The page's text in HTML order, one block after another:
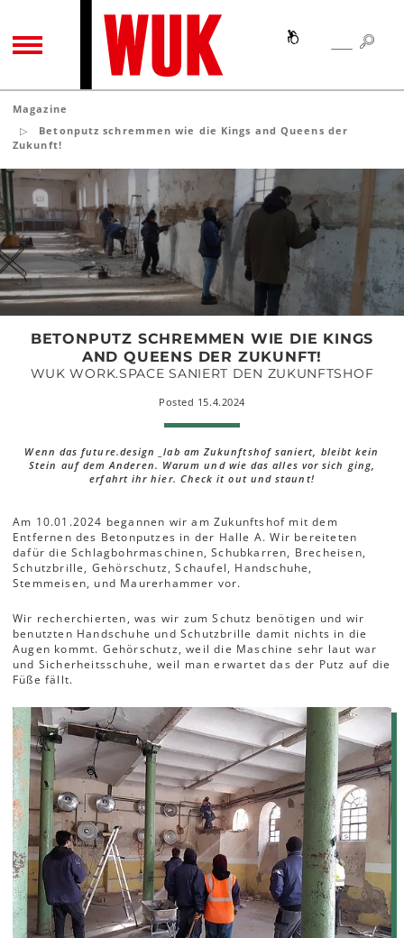
TOGGLE NAVIGATION SEARCH
Magazine
Betonputz schremmen wie die Kings and Queens der
Zukunft!
Betonputz
schremmen
wie
die
Kings
and
Queens
der
Zukunft!
BETONPUTZ SCHREMMEN WIE DIE KINGS
AND QUEENS DER ZUKUNFT!
WUK WORK.SPACE SANIERT DEN ZUKUNFTSHOF
Posted 15.4.2024
Wenn das future.design _lab am Zukunftshof saniert, bleibt kein
Stein auf dem Anderen. Warum und wie das alles vor sich ging,
erfahrt ihr hier. Check it out und staunt!
Am 10.01.2024 begannen wir am Zukunftshof mit dem
Entfernen des Betonputzes in der Halle A. Wir bereiteten
dafür die Schlagbohrmaschinen, Schubkarren, Brecheisen,
Schutzbrille, Gehörschutz, Schaufel, Handschuhe,
Stemmeisen, und Maurerhammer vor.
Wir recherchierten, was wir zum Schutz benötigen und wir
benutzten Handschuhe und Schutzbrille damit nichts in die
Augen kommt. Gehörschutz, weil die Maschine sehr laut war
und Sicherheitsschuhe, weil man erwartet das der Putz auf die
Füße fällt.